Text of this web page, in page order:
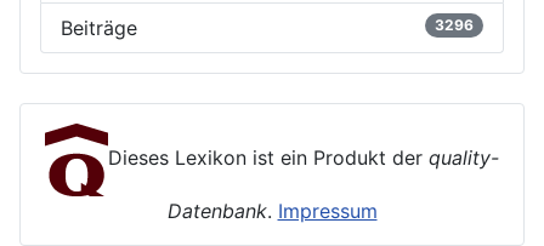
Beiträge 3296
Dieses Lexikon ist ein Produkt der quality-
Datenbank. Impressum